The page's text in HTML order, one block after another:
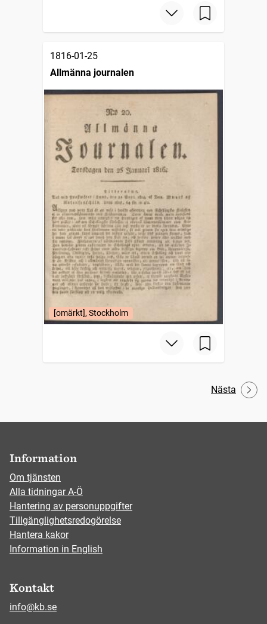
1816-01-25
Allmänna journalen
[omärkt], Stockholm
Nästa
Information
Om tjänsten
Alla tidningar A-Ö
Hantering av personuppgifter
Tillgänglighetsredogörelse
Hantera kakor
Information in English
Kontakt
info@kb.se